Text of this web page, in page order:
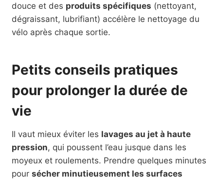
douce et des produits spécifiques (nettoyant,
dégraissant, lubrifiant) accélère le nettoyage du
vélo après chaque sortie.
Petits conseils pratiques
pour prolonger la durée de
vie
Il vaut mieux éviter les lavages au jet à haute
pression, qui poussent l’eau jusque dans les
moyeux et roulements. Prendre quelques minutes
pour sécher minutieusement les surfaces